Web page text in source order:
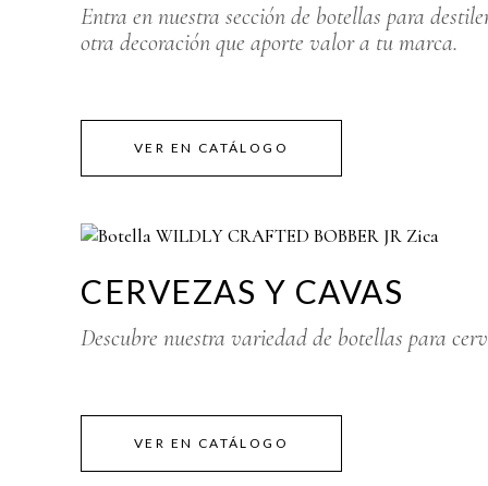
Entra en nuestra sección de botellas para
otra decoración que aporte valor a tu marca.
VER EN CATÁLOGO
CERVEZAS Y CAVAS
Descubre nuestra variedad de botellas para
VER EN CATÁLOGO